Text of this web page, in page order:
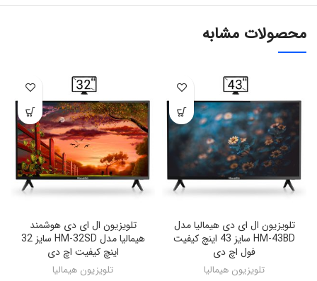
محصولات مشابه
تلویزیون ال ای دی هیمالیا مدل
HM-43BD سایز 43 اینچ کیفیت
فول اچ دی
تلویزیون هیمالیا
تلویزیون ال ای دی هوشمند
هیمالیا مدل HM-32SD سایز 32
اینچ کیفیت اچ دی
تلویزیون هیمالیا